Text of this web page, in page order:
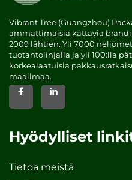
Vibrant Tree (Guangzhou)
ammattimaisia kattavia
2009 lähtien. Yli 7000
tuotantolinjalla ja yli 100:lla
korkealaatuisia
maailmaa.
Hyödylliset
Tietoa meistä